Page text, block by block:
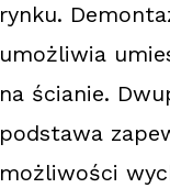
rynku.
umożliwia
na ścianie.
podstawa
możliwości